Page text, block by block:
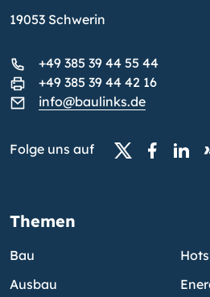
19053 Schwerin
+49 385 39 44 55 44
+49 385 39 44 42 16
info@baulinks.de
Folge uns auf
Themen
Bau
Ausbau